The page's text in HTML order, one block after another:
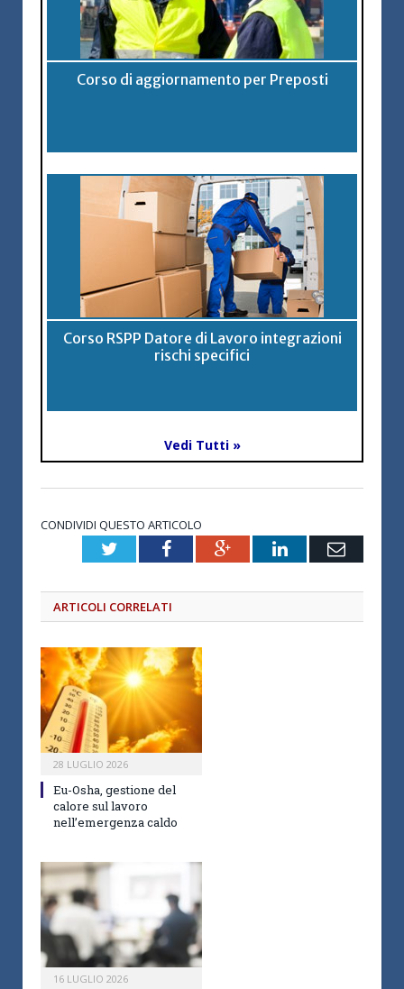
Corso di aggiornamento per Preposti
Corso RSPP Datore di Lavoro integrazioni
rischi specifici
Vedi Tutti »
CONDIVIDI QUESTO ARTICOLO
TwitterFacebookGoogle+LinkedInEmail
ARTICOLI CORRELATI
28 LUGLIO 2026
Eu-Osha, gestione del
calore sul lavoro
nell’emergenza caldo
16 LUGLIO 2026